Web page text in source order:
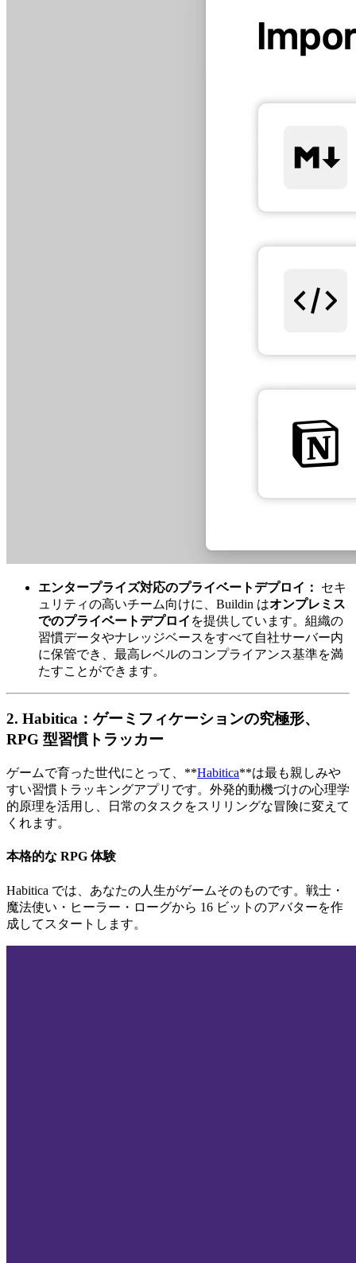
エンタープライズ対応のプライベートデプロイ：
セキ
ュリティの高いチーム向けに、Buildin はオンプレミス
でのプライベートデプロイ を提供しています。組織の
習慣データやナレッジベースをすべて自社サーバー内
に保管でき、最高レベルのコンプライアンス基準を満
たすことができます。
2. Habitica：ゲーミフィケーションの究極形、
RPG 型習慣トラッカー
ゲームで育った世代にとって、**Habitica**は最も親しみや
すい習慣トラッキングアプリです。外発的動機づけの心理学
的原理を活用し、日常のタスクをスリリングな冒険に変えて
くれます。
本格的な RPG 体験
Habitica では、あなたの人生がゲームそのものです。戦士・
魔法使い・ヒーラー・ローグから 16 ビットのアバターを作
成してスタートします。